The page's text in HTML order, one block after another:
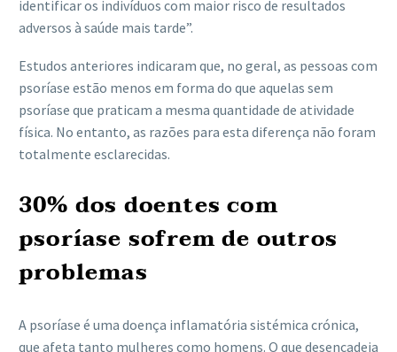
identificar os indivíduos com maior risco de resultados
adversos à saúde mais tarde”.
Estudos anteriores indicaram que, no geral, as pessoas com
psoríase estão menos em forma do que aquelas sem
psoríase que praticam a mesma quantidade de atividade
física. No entanto, as razões para esta diferença não foram
totalmente esclarecidas.
30% dos doentes com
psoríase sofrem de outros
problemas
A psoríase é uma doença inflamatória sistémica crónica,
que afeta tanto mulheres como homens. O que desencadeia